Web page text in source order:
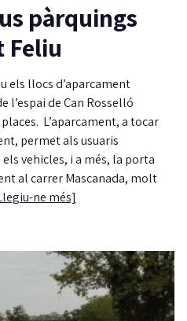
pàrquings
Feliu
els llocs d’aparcament
l’espai de Can Rosselló
L’aparcament, a tocar
permet als usuaris
vehicles, i a més, la porta
al carrer Mascanada, molt
ne més]